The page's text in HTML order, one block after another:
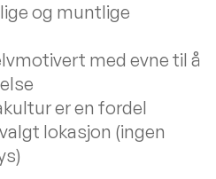
og muntlige
med evne til å
er en fordel
lokasjon (ingen